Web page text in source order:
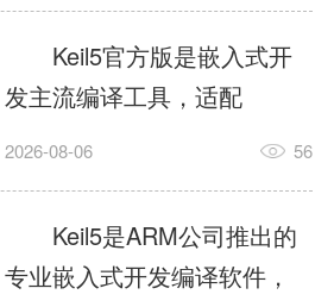
AgentSkill，就是给AI大脑装
上的一双机械手，它真的能
解决很多问题。1什么是
AgentSkillSkill指...
力，代码编译稳定，调试工
具成熟，大量开源项目基于
该平台开发。新项目需要单
独下载对应芯片支持包，新
手配置难度较高，正版商业
授权费用不菲，未授权版本
存在程序容量限制，适合硬
Keil5官方版是嵌入式开
发主流编译工具，适配
STM32、51单片机等多款芯
在线调试、代码仿真，兼容
众多厂商芯片安装包。软件
需要手动添加器件库，初次
2026-08-06 56
Keil5是ARM公司推出的
专业嵌入式开发编译软件，